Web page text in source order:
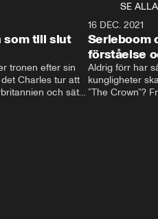
SE ALLA
som till slut
tronen efter sin
Charles tur att
och sätta
16 DEC. 2021
Serieboom
förståelse
Aldrig förr har
kungligheter
”The Crown”?